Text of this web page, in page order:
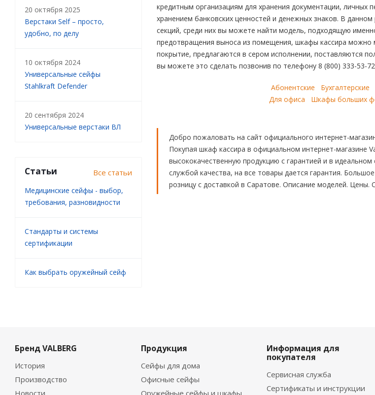
кредитным организациям для хранения документации, личных
хранением банковских ценностей и денежных знаков. В
секций, среди них вы можете найти модель, подходящую
предотвращения выноса из помещения, шкафы кассира можно
покрытие, предлагаются в сером исполнении, поставляются
вы можете это сделать позвонив по телефону 8 (800) 333-53-
Абонентские Бухгалтерские
Для офиса
Шкафы больших
Добро пожаловать на сайт официального интернет-
Покупая шкаф кассира в официальном интернет-магазине
высококачественную продукцию с гарантией и в
службой качества, на все товары дается гарантия.
розницу с доставкой в Саратове. Описание моделей. Цены.
20 октября 2025
Верстаки Self – просто,
удобно, по делу
10 октября 2024
Универсальные сейфы
Stahlkraft Defender
20 сентября 2024
Универсальные верстаки ВЛ
Статьи Все статьи
Медицинские сейфы - выбор,
требования, разновидности
Стандарты и системы
сертификации
Как выбрать оружейный сейф
Бренд VALBERG
История
Производство
Новости
Продукция
Сейфы для дома
Офисные сейфы
Оружейные сейфы и шкафы
Информация для
покупателя
Сервисная служба
Сертификаты и инструкции